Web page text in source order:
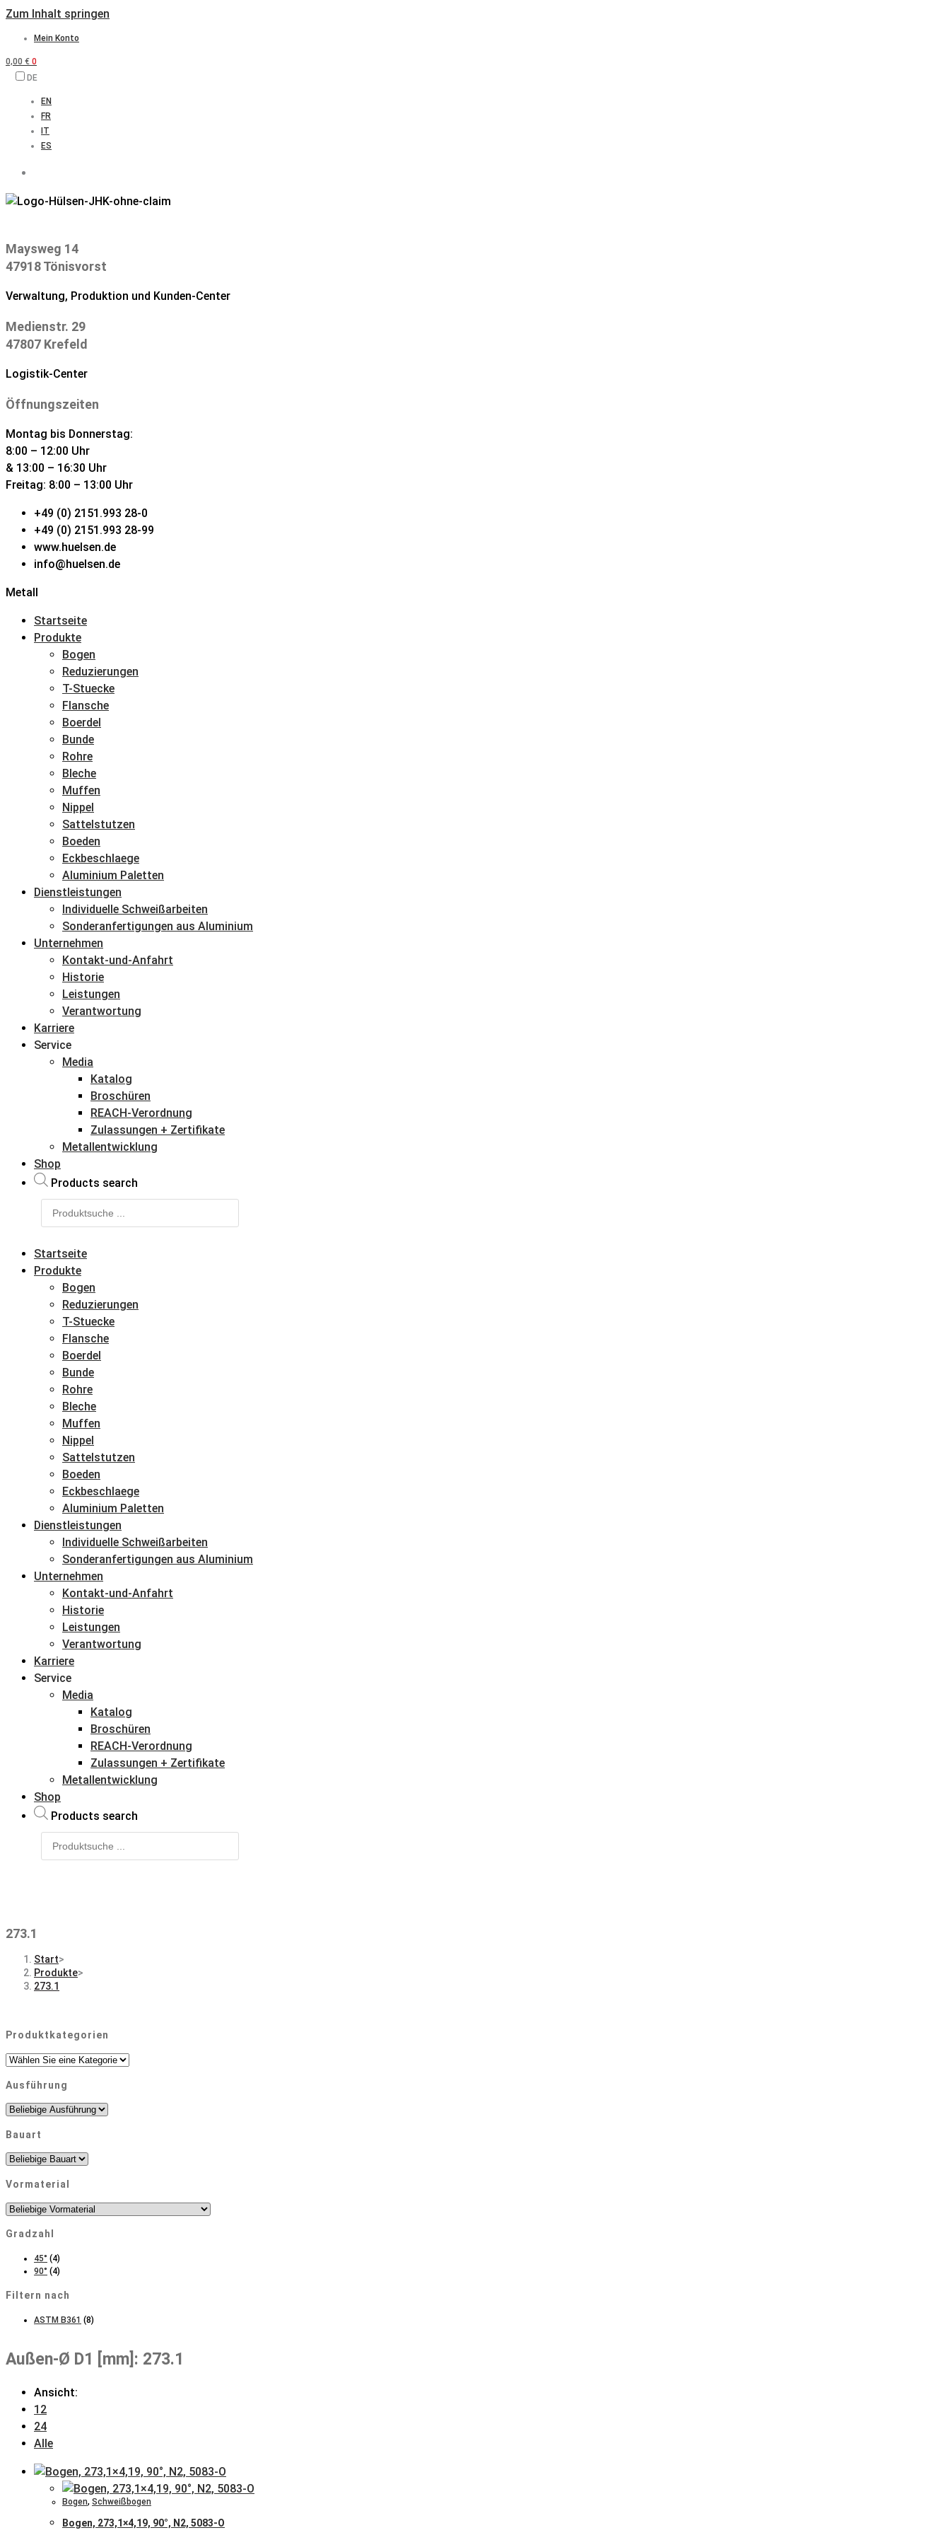
Zum Inhalt springen
Mein Konto
0,00 € 0
DE
EN
FR
IT
ES
Maysweg 14
47918 Tönisvorst
Verwaltung, Produktion und Kunden-Center
Medienstr. 29
47807 Krefeld
Logistik-Center
Öffnungszeiten
Montag bis Donnerstag:
8:00 – 12:00 Uhr
& 13:00 – 16:30 Uhr
Freitag: 8:00 – 13:00 Uhr
+49 (0) 2151.993 28-0
+49 (0) 2151.993 28-99
www.huelsen.de
info@huelsen.de
Metall
Startseite
Produkte
Bogen
Reduzierungen
T-Stuecke
Flansche
Boerdel
Bunde
Rohre
Bleche
Muffen
Nippel
Sattelstutzen
Boeden
Eckbeschlaege
Aluminium Paletten
Dienstleistungen
Individuelle Schweißarbeiten
Sonderanfertigungen aus Aluminium
Unternehmen
Kontakt-und-Anfahrt
Historie
Leistungen
Verantwortung
Karriere
Service
Media
Katalog
Broschüren
REACH-Verordnung
Zulassungen + Zertifikate
Metallentwicklung
Shop
Products search
Startseite
Produkte
Bogen
Reduzierungen
T-Stuecke
Flansche
Boerdel
Bunde
Rohre
Bleche
Muffen
Nippel
Sattelstutzen
Boeden
Eckbeschlaege
Aluminium Paletten
Dienstleistungen
Individuelle Schweißarbeiten
Sonderanfertigungen aus Aluminium
Unternehmen
Kontakt-und-Anfahrt
Historie
Leistungen
Verantwortung
Karriere
Service
Media
Katalog
Broschüren
REACH-Verordnung
Zulassungen + Zertifikate
Metallentwicklung
Shop
Products search
273.1
Start>
Produkte>
273.1
Produktkategorien
Ausführung
Bauart
Vormaterial
Gradzahl
45° (4)
90° (4)
Filtern nach
ASTM B361 (8)
Außen-Ø D1 [mm]: 273.1
Ansicht:
12
24
Alle
Bogen, Schweißbogen
Bogen, 273,1×4,19, 90°, N2, 5083-O